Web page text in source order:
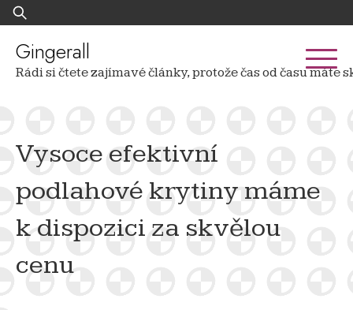
Skip
to
content
Vyhledávání
Gingerall
Rádi si čtete zajímavé články, protože čas od času
Vysoce efektivní
podlahové krytiny máme
k dispozici za skvělou
cenu